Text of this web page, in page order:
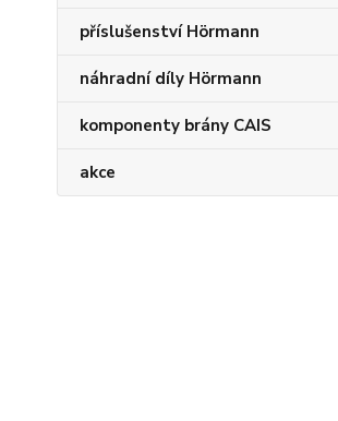
příslušenství Hörmann
náhradní díly Hörmann
komponenty brány CAIS
akce